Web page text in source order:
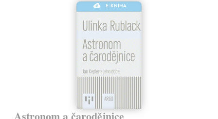
E-KNIHA
Astronom a čarodějnice